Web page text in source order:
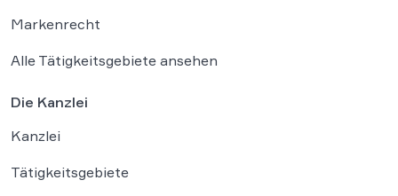
Markenrecht
Alle Tätigkeitsgebiete ansehen
Die Kanzlei
Kanzlei
Tätigkeitsgebiete